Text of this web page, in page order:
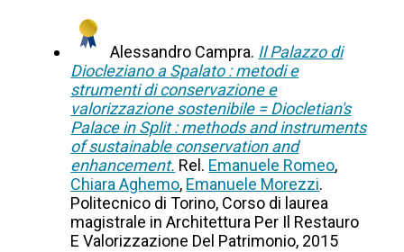
Alessandro Campra. Il Palazzo di
Diocleziano a Spalato : metodi e
strumenti di conservazione e
valorizzazione sostenibile = Diocletian's
Palace in Split : methods and instruments
of sustainable conservation and
enhancement. Rel. Emanuele Romeo,
Chiara Aghemo, Emanuele Morezzi.
Politecnico di Torino, Corso di laurea
magistrale in Architettura Per Il Restauro
E Valorizzazione Del Patrimonio, 2015